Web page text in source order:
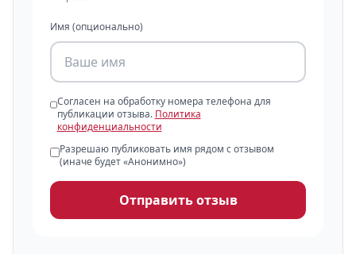
Имя (опционально)
Согласен на обработку номера телефона для
публикации отзыва. Политика
конфиденциальности
Разрешаю публиковать имя рядом с отзывом
(иначе будет «Анонимно»)
Отправить отзыв